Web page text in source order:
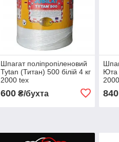
Шпагат поліпропіленовий
Tytan (Титан) 500 білій 4 кг
2000 tex
600₴/бухта
Юта
840